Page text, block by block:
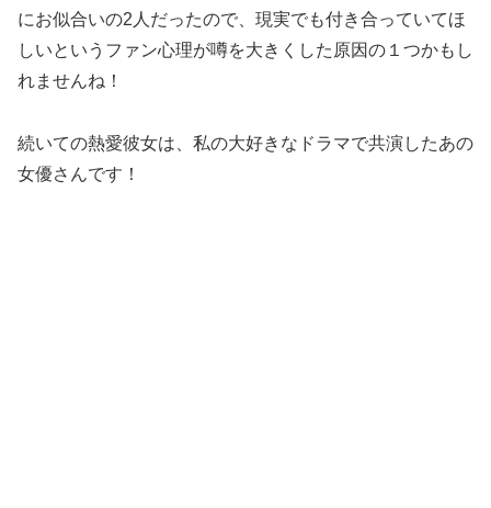
にお似合いの2人だったので、現実でも付き合っていてほ
しいというファン心理が噂を大きくした原因の１つかもし
れませんね！
続いての熱愛彼女は、私の大好きなドラマで共演したあの
女優さんです！